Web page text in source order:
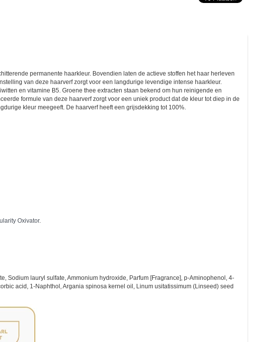
permanente haarkleur. Bovendien laten de actieve stoffen het haar herleven
van deze haarverf zorgt voor een langdurige levendige intense haarkleur.
en vitamine B5. Groene thee extracten staan bekend om hun reinigende en
formule van deze haarverf zorgt voor een uniek product dat de kleur tot diep in de
kleur meegeeft. De haarverf heeft een grijsdekking tot 100%.
Oxivator.
Sodium lauryl sulfate, Ammonium hydroxide, Parfum [Fragrance], p-Aminophenol, 4-
acid, 1-Naphthol, Argania spinosa kernel oil, Linum usitatissimum (Linseed) seed